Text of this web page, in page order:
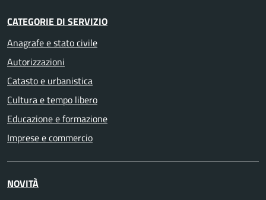
CATEGORIE DI SERVIZIO
Anagrafe e stato civile
Autorizzazioni
Catasto e urbanistica
Cultura e tempo libero
Educazione e formazione
Imprese e commercio
NOVITÀ